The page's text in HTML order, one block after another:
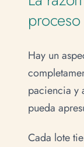
proceso
Hay un
paciencia y
pueda
Cada lote